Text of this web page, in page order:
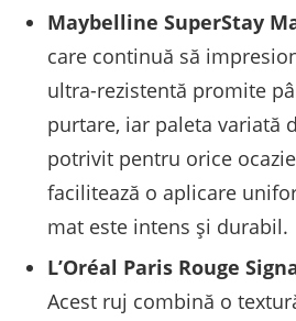
Maybelline SuperStay
care continuă să
ultra-rezistentă promite
purtare, iar paleta variată
potrivit pentru orice
facilitează o aplicare
mat este intens și durabil.
L’Oréal Paris Rouge
Acest ruj combină o